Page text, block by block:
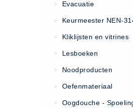
Algemene Voorwaarden
Vacatures
> Evacuatie
> Keurmeester NEN-
> Kliklijsten en vitrines
> Lesboeken
> Noodproducten
> Oefenmateriaal
> Oogdouche -